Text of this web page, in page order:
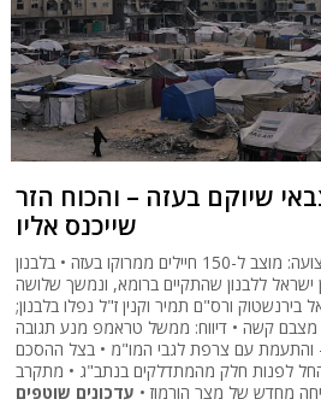
שיוקם בעזה – והכוח הזר
שייכנס אליו
הצעד הראשון של טראמפ ברצועה: מוצב ל-150 חיילים ממרוקו בעזה • בלבנון
ישראל ללבנון שהתקיים ברומא, ונמשך שלושה
בירנשטוק ורס"ם תמיר וקנין ז"ל נפלו בלבנון;
מצבם קשה • דיווח: ממשל טראמפ מנע תגובה
והתעמת עם צרפת לגבי המו"מ • בצל ההסכם
החל לפנות חלק מהמתדלקים בנתב"ג • מתקרב
מחדש של מצר הורמוז • עדכונים שוטפים